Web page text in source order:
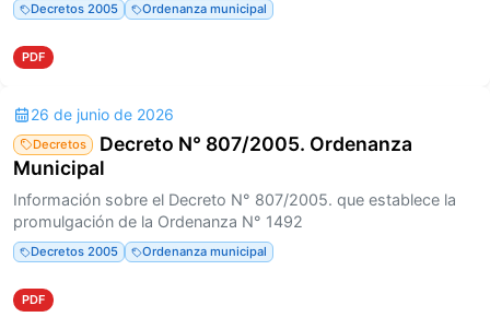
Decretos 2005 Ordenanza municipal
PDF
26 de junio de 2026
Decretos
Decreto N° 807/2005. Ordenanza
Municipal
Información sobre el Decreto N° 807/2005. que establece la
promulgación de la Ordenanza N° 1492
Decretos 2005 Ordenanza municipal
PDF